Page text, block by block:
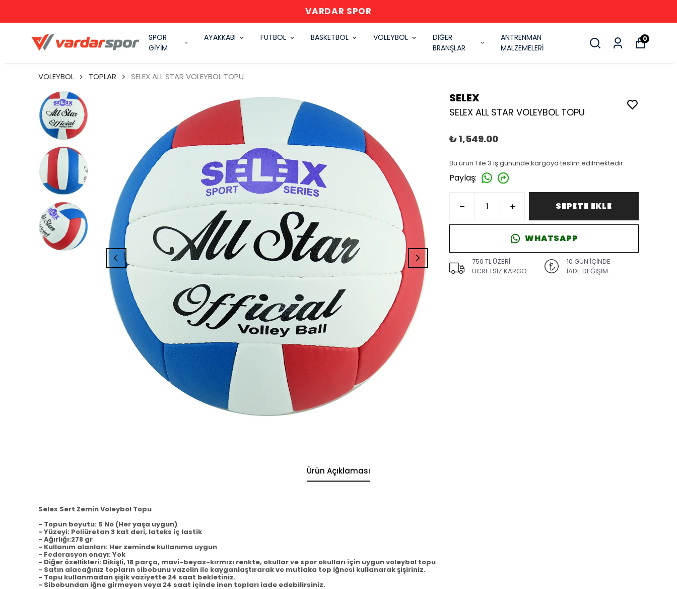
VARDAR SPOR
SPOR
GİYİM
AYAKKABI FUTBOL BASKETBOL VOLEYBOL
DİĞER
BRANŞLAR
ANTRENMAN
MALZEMELERİ
0
VOLEYBOL TOPLAR SELEX ALL STAR VOLEYBOL TOPU
SELEX
SELEX ALL STAR VOLEYBOL TOPU
₺ 1,549.00
Bu ürün 1 ile 3 iş gününde kargoya teslim edilmektedir.
Paylaş:
SEPETE EKLE
WHATSAPP
750 TL ÜZERİ
ÜCRETSİZ KARGO.
10 GÜN İÇİNDE
İADE DEĞİŞİM.
Ürün Açıklaması
Selex Sert Zemin Voleybol Topu
- Topun boyutu: 5 No (Her yaşa uygun)
- Yüzeyi: Poliüretan 3 kat deri, lateks iç lastik
- Ağırlığı:278 gr
- Kullanım alanları: Her zeminde kullanıma uygun
- Federasyon onayı: Yok
- Diğer özellikleri: Dikişli, 18 parça, mavi-beyaz-kırmızı renkte, okullar ve spor okulları için uygun voleybol topu
- Satın alacağınız topların sibobunu vazelin ile kayganlaştırarak ve mutlaka top iğnesi kullanarak şişiriniz.
- Topu kullanmadan şişik vaziyette 24 saat bekletiniz.
- Sibobundan iğne girmeyen veya 24 saat içinde inen topları iade edebilirsiniz.